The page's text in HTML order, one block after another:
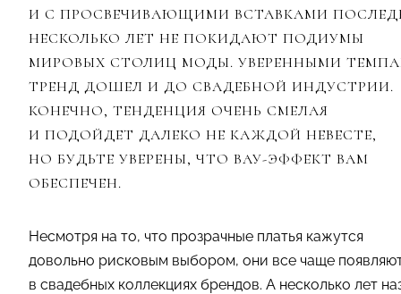
И С ПРОСВЕЧИВАЮЩИМИ ВСТАВКАМИ
НЕСКОЛЬКО ЛЕТ НЕ ПОКИДАЮТ ПОДИУМЫ
МИРОВЫХ СТОЛИЦ МОДЫ. УВЕРЕННЫМИ
ТРЕНД ДОШЕЛ И ДО СВАДЕБНОЙ ИНДУСТРИИ.
КОНЕЧНО, ТЕНДЕНЦИЯ ОЧЕНЬ СМЕЛАЯ
И ПОДОЙДЕТ ДАЛЕКО НЕ КАЖДОЙ НЕВЕСТЕ,
НО БУДЬТЕ УВЕРЕНЫ, ЧТО ВАУ-ЭФФЕКТ ВАМ
ОБЕСПЕЧЕН.
Несмотря на то, что прозрачные платья кажутся
довольно рисковым выбором, они все чаще
в свадебных коллекциях брендов. А несколько лет